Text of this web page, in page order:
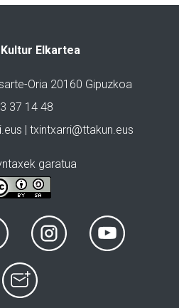
Elkartea
Oria 20160 Gipuzkoa
37 14 48
| txintxarri@ttakun.eus
garatua